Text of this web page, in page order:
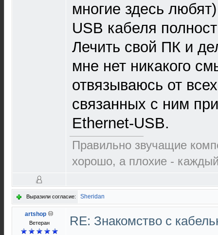
многие здесь
USB кабеля
Лечить свой ПК и
мне нет никакого
отвязываюсь от
связанных с ним
Ethernet-USB.
Правильно звучащие
хорошо, а плохие -
Выразили согласие: Sheridan
artshop
Ветеран
RE: Знакомство с